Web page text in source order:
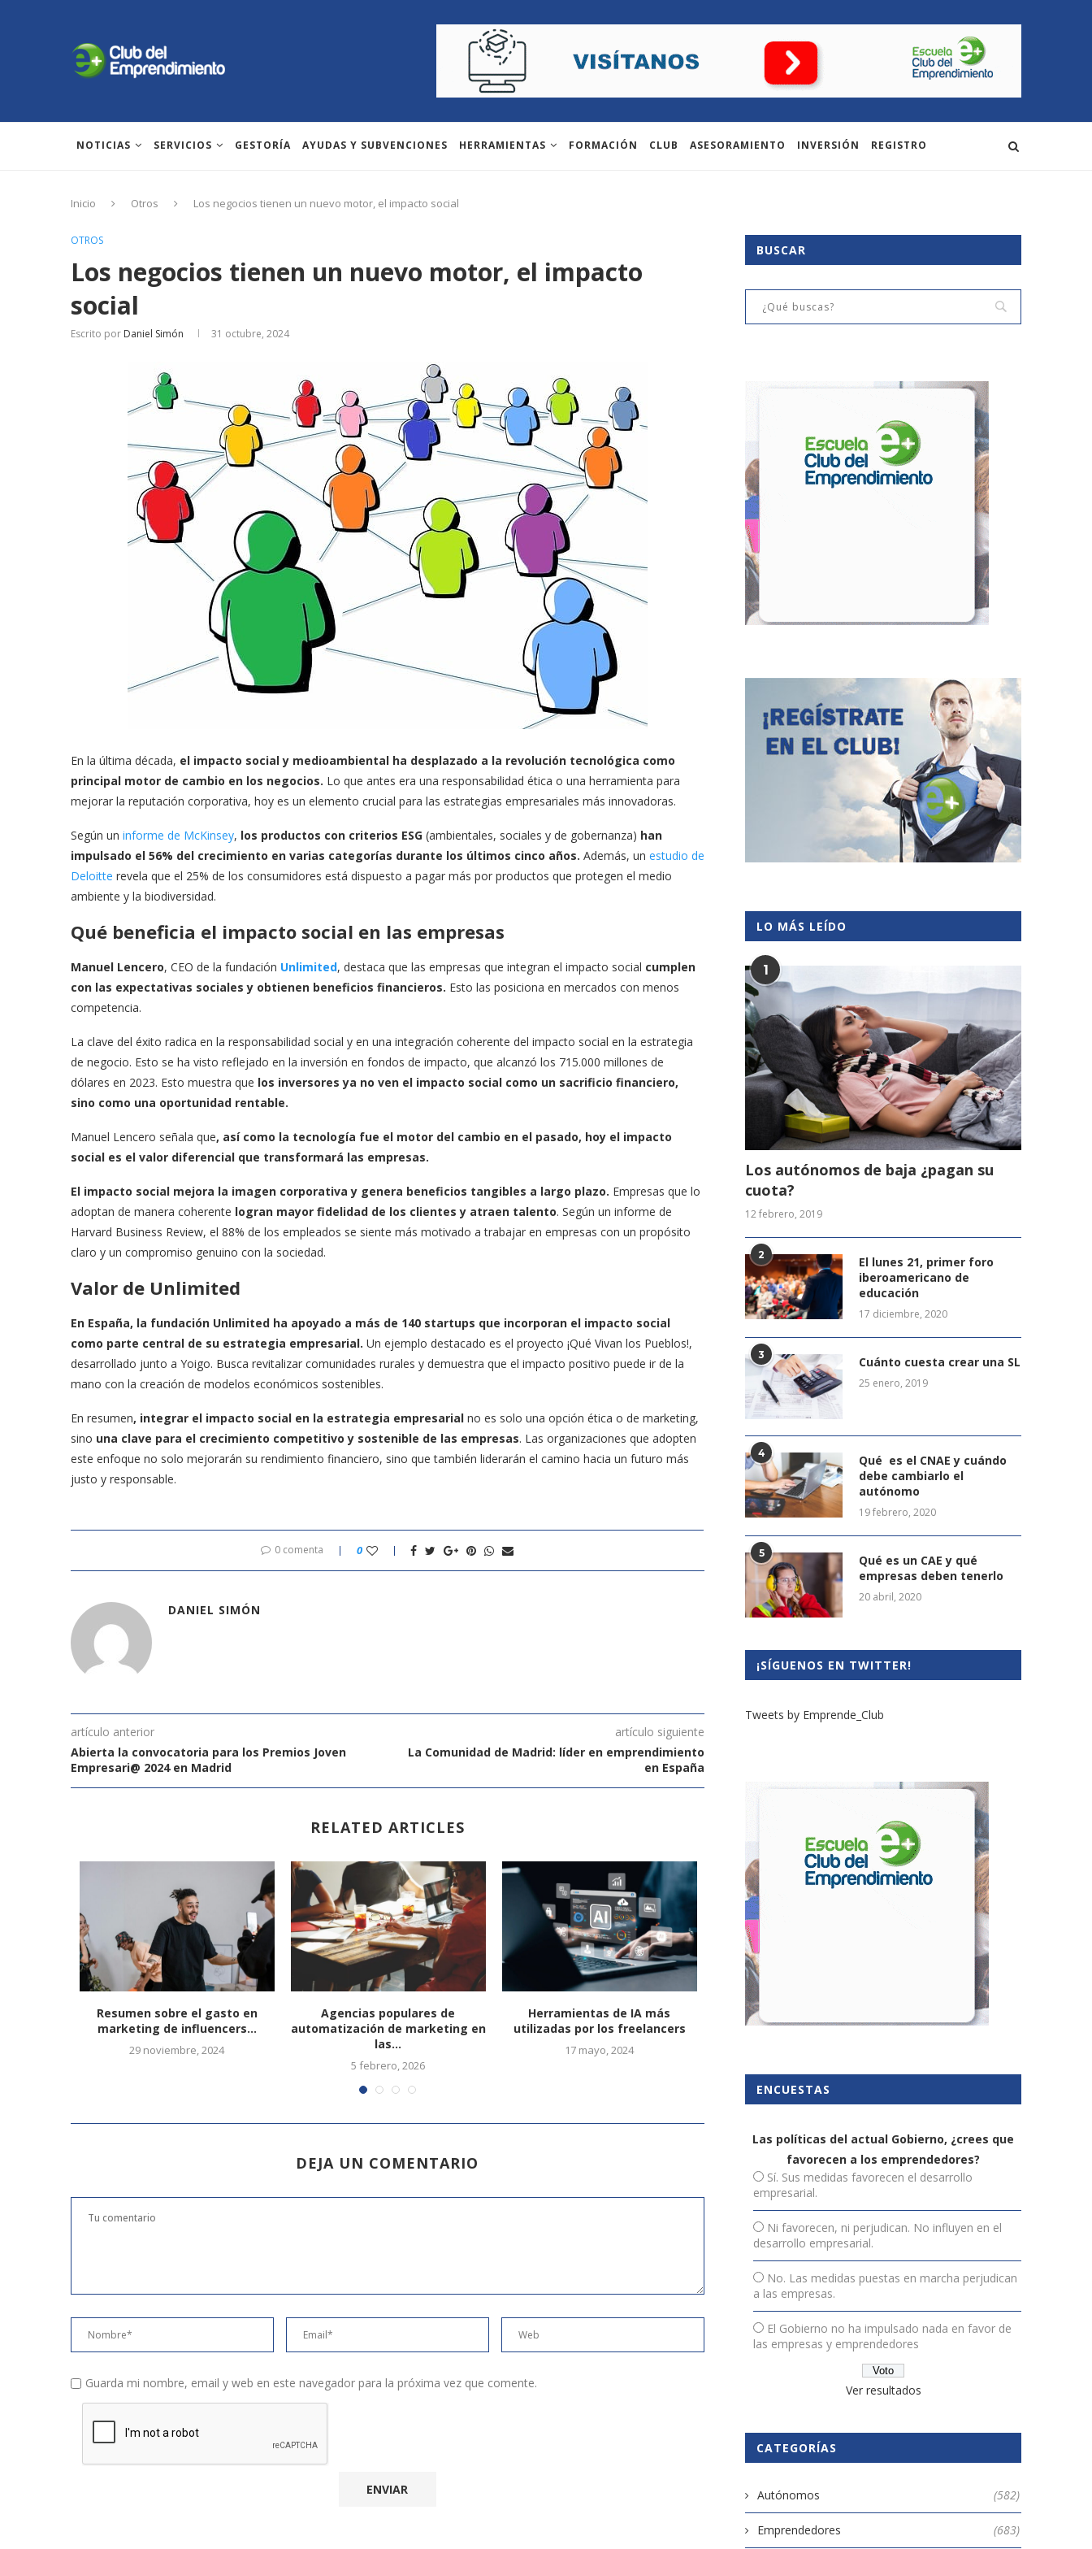
NOTICIAS SERVICIOS GESTORÍA AYUDAS Y SUBVENCIONES HERRAMIENTAS FORMACIÓN CLUB ASESORAMIENTO INVERSIÓN REGISTRO
Inicio Otros Los negocios tienen un nuevo motor, el impacto social
OTROS
Los negocios tienen un nuevo motor, el impacto
social
Escrito por Daniel Simón 31 octubre, 2024
En la última década, el impacto social y medioambiental ha desplazado a la revolución tecnológica como
principal motor de cambio en los negocios. Lo que antes era una responsabilidad ética o una herramienta para
mejorar la reputación corporativa, hoy es un elemento crucial para las estrategias empresariales más innovadoras.
Según un informe de McKinsey, los productos con criterios ESG (ambientales, sociales y de gobernanza) han
impulsado el 56% del crecimiento en varias categorías durante los últimos cinco años. Además, un estudio de
Deloitte revela que el 25% de los consumidores está dispuesto a pagar más por productos que protegen el medio
ambiente y la biodiversidad.
Qué beneficia el impacto social en las empresas
Manuel Lencero, CEO de la fundación Unlimited, destaca que las empresas que integran el impacto social cumplen
con las expectativas sociales y obtienen beneficios financieros. Esto las posiciona en mercados con menos
competencia.
La clave del éxito radica en la responsabilidad social y en una integración coherente del impacto social en la estrategia
de negocio. Esto se ha visto reflejado en la inversión en fondos de impacto, que alcanzó los 715.000 millones de
dólares en 2023. Esto muestra que los inversores ya no ven el impacto social como un sacrificio financiero,
sino como una oportunidad rentable.
Manuel Lencero señala que, así como la tecnología fue el motor del cambio en el pasado, hoy el impacto
social es el valor diferencial que transformará las empresas.
El impacto social mejora la imagen corporativa y genera beneficios tangibles a largo plazo. Empresas que lo
adoptan de manera coherente logran mayor fidelidad de los clientes y atraen talento. Según un informe de
Harvard Business Review, el 88% de los empleados se siente más motivado a trabajar en empresas con un propósito
claro y un compromiso genuino con la sociedad.
Valor de Unlimited
En España, la fundación Unlimited ha apoyado a más de 140 startups que incorporan el impacto social
como parte central de su estrategia empresarial. Un ejemplo destacado es el proyecto ¡Qué Vivan los Pueblos!,
desarrollado junto a Yoigo. Busca revitalizar comunidades rurales y demuestra que el impacto positivo puede ir de la
mano con la creación de modelos económicos sostenibles.
En resumen, integrar el impacto social en la estrategia empresarial no es solo una opción ética o de marketing,
sino una clave para el crecimiento competitivo y sostenible de las empresas. Las organizaciones que adopten
este enfoque no solo mejorarán su rendimiento financiero, sino que también liderarán el camino hacia un futuro más
justo y responsable.
0 comenta 0
DANIEL SIMÓN
artículo anterior
Abierta la convocatoria para los Premios Joven
Empresari@ 2024 en Madrid
artículo siguiente
La Comunidad de Madrid: líder en emprendimiento
en España
RELATED ARTICLES
Resumen sobre el gasto en
marketing de influencers...
29 noviembre, 2024
Agencias populares de
automatización de marketing en
las...
5 febrero, 2026
Herramientas de IA más
utilizadas por los freelancers
17 mayo, 2024
Tertulianos: una mirada crítica y
satírica
¿Hasta qué edad se
realizar un contrato...
DEJA UN COMENTARIO
Guarda mi nombre, email y web en este navegador para la próxima vez que comente.
BUSCAR
LO MÁS LEÍDO
1
Los autónomos de baja ¿pagan su
cuota?
12 febrero, 2019
2
El lunes 21, primer foro
iberoamericano de
educación
17 diciembre, 2020
3 Cuánto cuesta crear una SL
25 enero, 2019
4
Qué es el CNAE y cuándo
debe cambiarlo el
autónomo
19 febrero, 2020
5
Qué es un CAE y qué
empresas deben tenerlo
20 abril, 2020
¡SÍGUENOS EN TWITTER!
Tweets by Emprende_Club
ENCUESTAS
Las políticas del actual Gobierno, ¿crees que
favorecen a los emprendedores?
Sí. Sus medidas favorecen el desarrollo
empresarial.
Ni favorecen, ni perjudican. No influyen en el
desarrollo empresarial.
No. Las medidas puestas en marcha perjudican
a las empresas.
El Gobierno no ha impulsado nada en favor de
las empresas y emprendedores
Ver resultados
CATEGORÍAS
Autónomos (582)
Emprendedores (683)